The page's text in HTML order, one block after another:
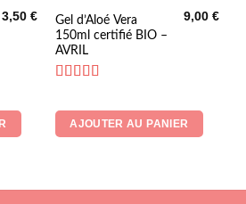
3,50€
Gel d’Aloé Vera
150ml certifié BIO –
AVRIL
9,00€
AJOUTER AU PANIER